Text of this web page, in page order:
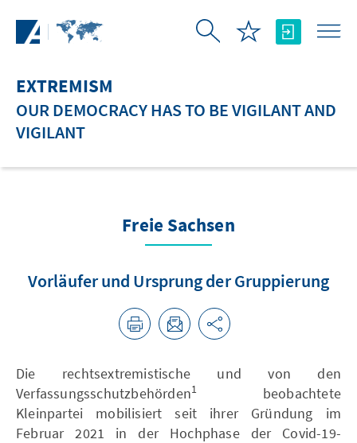
EXTREMISM
OUR DEMOCRACY HAS TO BE VIGILANT AND
VIGILANT
Freie Sachsen
Vorläufer und Ursprung der Gruppierung
Die rechtsextremistische und von den
Verfassungsschutzbehörden1
beobachtete
Kleinpartei mobilisiert seit ihrer Gründung im
Februar 2021 in der Hochphase der Covid-19-